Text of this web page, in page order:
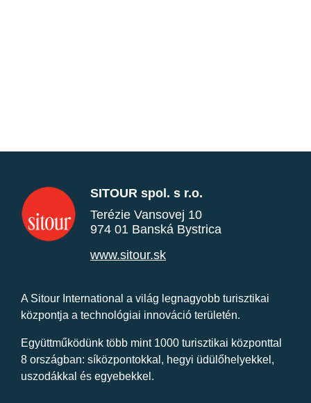
SITOUR spol. s r.o.
Terézie Vansovej 10
974 01 Banská Bystrica
www.sitour.sk
A Sitour International a világ legnagyobb turisztikai
központja a technológiai innováció területén.
Együttműködünk több mint 1000 turisztikai központtal
8 országban: síközpontokkal, hegyi üdülőhelyekkel,
uszodákkal és egyebekkel.